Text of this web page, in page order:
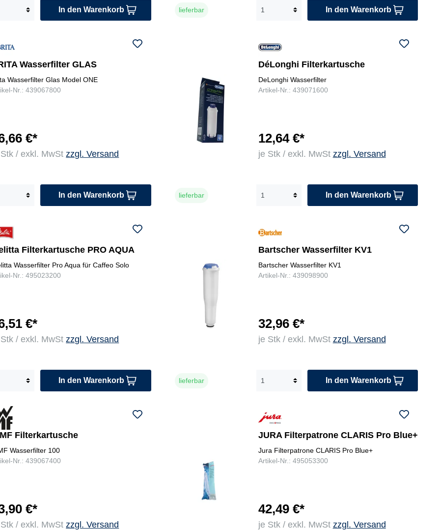
In den Warenkorb lieferbar In den Warenkorb
Wasserfilter GLAS
Wasserfilter Glas Model ONE
Nr.: 439067800
€*
/ exkl. MwStzzgl. Versand
In den Warenkorb
DéLonghi Filterkartusche
DeLonghi Wasserfilter
Artikel-Nr.: 439071600
12,64 €*
je Stk / exkl. MwSt zzgl. Versand
lieferbar In den Warenkorb
Filterkartusche PRO AQUA
Wasserfilter Pro Aqua für Caffeo Solo
Nr.: 495023200
€*
/ exkl. MwStzzgl. Versand
In den Warenkorb
Bartscher Wasserfilter KV1
Bartscher Wasserfilter KV1
Artikel-Nr.: 439098900
32,96 €*
je Stk / exkl. MwSt zzgl. Versand
lieferbar In den Warenkorb
Filterkartusche
Wasserfilter 100
Nr.: 439067400
€*
/ exkl. MwStzzgl. Versand
JURA Filterpatrone CLARIS Pro Blue+
Jura Filterpatrone CLARIS Pro Blue+
Artikel-Nr.: 495053300
42,49 €*
je Stk / exkl. MwSt zzgl. Versand